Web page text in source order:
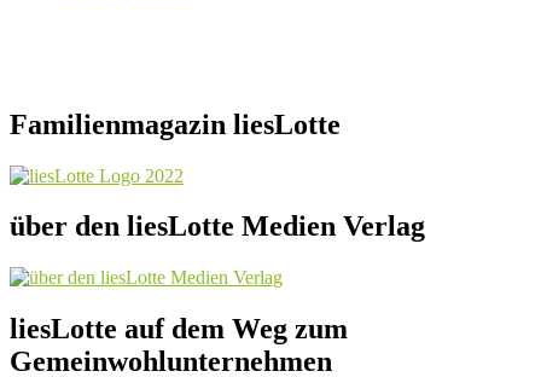
Familienmagazin liesLotte
über den liesLotte Medien Verlag
liesLotte auf dem Weg zum
Gemeinwohlunternehmen